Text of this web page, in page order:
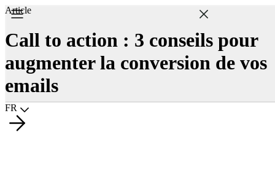
Choisir la langue
FR
Article
Call to action : 3 conseils pour
augmenter la conversion de vos
emails